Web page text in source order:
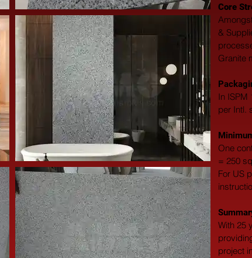
Core
&
Granite
In ISPM
per Intl.
One
= 250
For US
With 25
project